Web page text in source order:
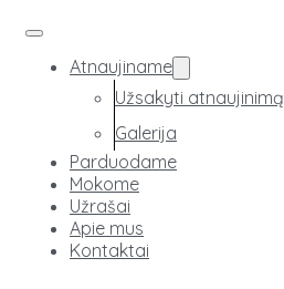
Atnaujiname
Užsakyti atnaujinimą
Galerija
Parduodame
Mokome
Užrašai
Apie mus
Kontaktai